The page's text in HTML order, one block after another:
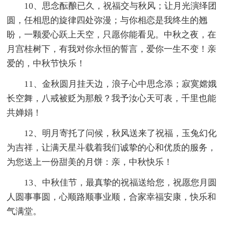
10、思念酝酿已久，祝福交与秋风；让月光演绎团
圆，任相思的旋律四处弥漫；与你相恋是我终生的翘
盼，一颗爱心跃上天空，只愿你能看见。中秋之夜，在
月宫桂树下，有我对你永恒的誓言，爱你一生不变！亲
爱的，中秋节快乐！
11、金秋圆月挂天边，浪子心中思念添；寂寞嫦娥
长空舞，八戒被贬为那般？我予汝心天可表，千里也能
共婵娟！
12、明月寄托了问候，秋风送来了祝福，玉兔幻化
为吉祥，让满天星斗载着我们诚挚的心和优质的服务，
为您送上一份甜美的月饼：亲，中秋快乐！
13、中秋佳节，最真挚的祝福送给您，祝愿您月圆
人圆事事圆，心顺路顺事业顺，合家幸福安康，快乐和
气满堂。